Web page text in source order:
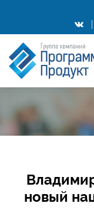
новый